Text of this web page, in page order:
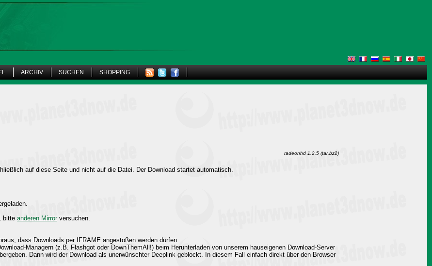
ARCHIV SUCHEN SHOPPING
radeonhd 1.2.5 (tar.bz2)
auf diese Seite und nicht auf die Datei. Der Download startet automatisch.
bitte anderen Mirrorversuchen.
dass Downloads per IFRAME angestoßen werden dürfen.
Managern (z.B. Flashgot oder DownThemAll!) beim Herunterladen von unserem hauseigenen Download-Server
Dann wird der Download als unerwünschter Deeplink geblockt. In diesem Fall einfach direkt über den Browser